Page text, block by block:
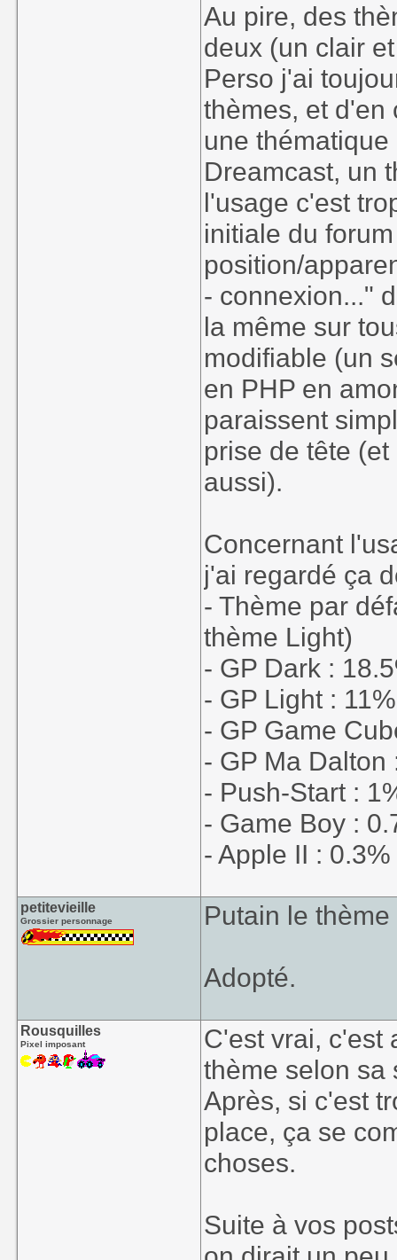
Au pire, des
deux (un clair
Perso j'ai
thèmes, et d'en
une
Dreamcast, un
l'usage c'est
initiale du
position/
- connexion..."
la même sur
modifiable (un
en PHP en
paraissent
prise de tête
aussi).
Concernant
j'ai regardé ça
- Thème par
thème Light)
- GP Dark :
- GP Light : 11%
- GP Game
- GP Ma Dalton
- Push-Start :
- Game Boy :
- Apple II : 0.3%
petitevieille
Grossier personnage Putain le
Adopté.
Rousquilles
Pixel imposant
C'est vrai, c'est
thème selon sa
Après, si c'est
place, ça se
choses.
Suite à vos